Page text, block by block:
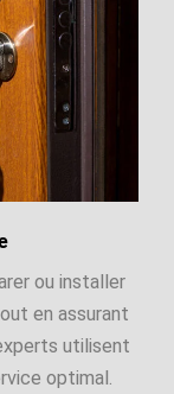
ou installer
en assurant
utilisent
optimal.